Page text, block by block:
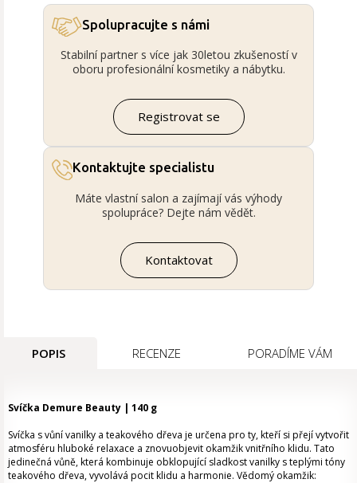
Spolupracujte s námi
Stabilní partner s více jak 30letou zkušeností v
oboru profesionální kosmetiky a nábytku.
Registrovat se
Kontaktujte specialistu
Máte vlastní salon a zajímají vás výhody
spolupráce? Dejte nám vědět.
Kontaktovat
POPIS RECENZE PORADÍME VÁM
Svíčka Demure Beauty | 140 g
Svíčka s vůní vanilky a teakového dřeva je určena pro ty, kteří si přejí vytvořit
atmosféru hluboké relaxace a znovuobjevit okamžik vnitřního klidu. Tato
jedinečná vůně, která kombinuje obklopující sladkost vanilky s teplými tóny
teakového dřeva, vyvolává pocit klidu a harmonie. Vědomý okamžik: